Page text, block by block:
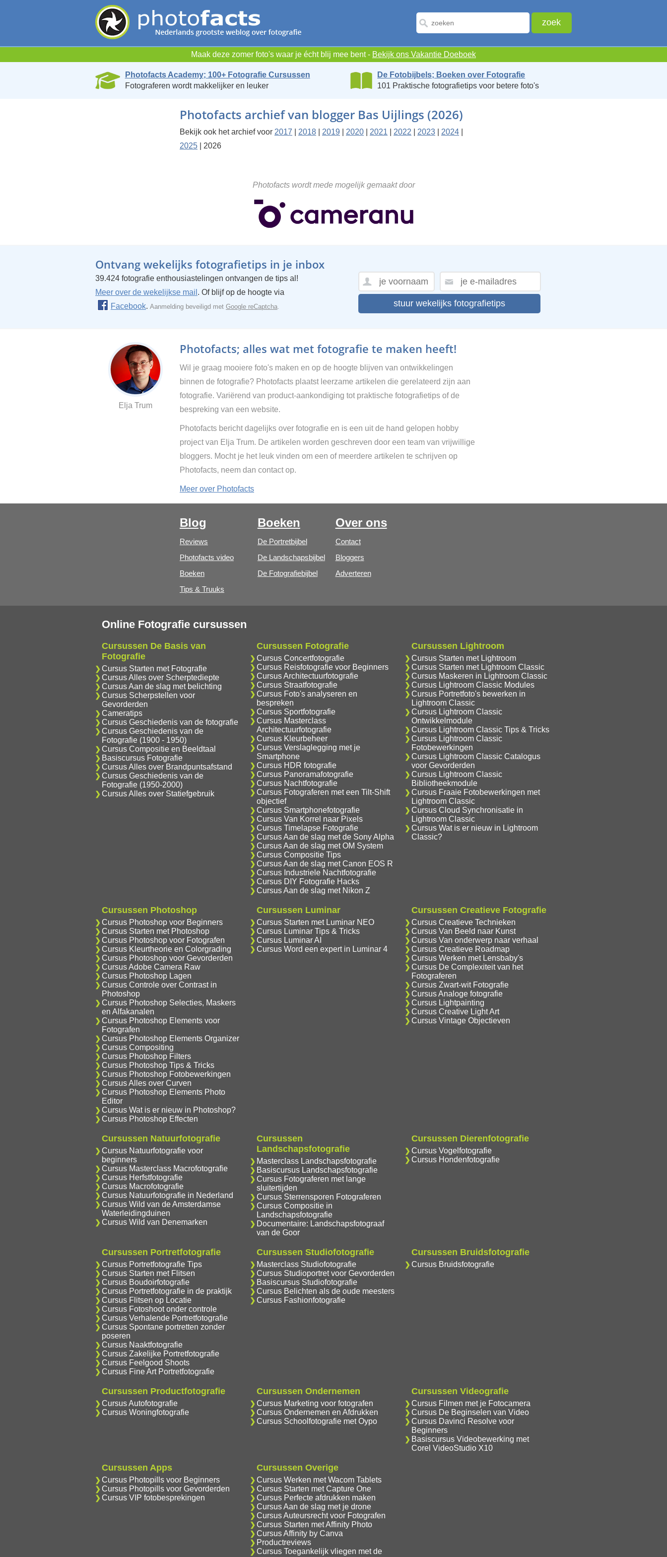
Maak deze zomer foto's waar je écht blij mee bent - Bekijk ons Vakantie Doeboek
Photofacts Academy; 100+ Fotografie Cursussen
Fotograferen wordt makkelijker en leuker
De Fotobijbels; Boeken over Fotografie
101 Praktische fotografietips voor betere foto's
Photofacts archief van blogger Bas Uijlings (2026)
Bekijk ook het archief voor 2017 2018 2019 2020 2021 2022 2023 2024
2025 | 2026
Photofacts wordt mede mogelijk gemaakt door
Ontvang wekelijks fotografietips in je inbox
39.424 fotografie enthousiastelingen ontvangen de tips al!
Meer over de wekelijkse mail . Of blijf op de hoogte via
Facebook. Aanmelding beveiligd met Google reCaptcha. stuur wekelijks fotografietips
Elja Trum
Photofacts; alles wat met fotografie te maken heeft!
Wil je graag mooiere foto's maken en op de hoogte blijven van ontwikkelingen
binnen de fotografie? Photofacts plaatst leerzame artikelen die gerelateerd zijn aan
fotografie. Variërend van product-aankondiging tot praktische fotografietips of de
bespreking van een website.
Photofacts bericht dagelijks over fotografie en is een uit de hand gelopen hobby
project van Elja Trum. De artikelen worden geschreven door een team van vrijwillige
bloggers. Mocht je het leuk vinden om een of meerdere artikelen te schrijven op
Photofacts, neem dan contact op.
Meer over Photofacts
Blog
Reviews
Photofacts video
Boeken
Tips & Truuks
Boeken
De Portretbijbel
De Landschapsbijbel
De Fotografiebijbel
Over ons
Contact
Bloggers
Adverteren
Online Fotografie cursussen
Cursussen De Basis van
Fotografie
Cursus Starten met Fotografie
Cursus Alles over Scherptediepte
Cursus Aan de slag met belichting
Cursus Scherpstellen voor
Gevorderden
Cameratips
Cursus Geschiedenis van de fotografie
Cursus Geschiedenis van de
Fotografie (1900 - 1950)
Cursus Compositie en Beeldtaal
Basiscursus Fotografie
Cursus Alles over Brandpuntsafstand
Cursus Geschiedenis van de
Fotografie (1950-2000)
Cursus Alles over Statiefgebruik
Cursussen Fotografie
Cursus Concertfotografie
Cursus Reisfotografie voor Beginners
Cursus Architectuurfotografie
Cursus Straatfotografie
Cursus Foto's analyseren en
bespreken
Cursus Sportfotografie
Cursus Masterclass
Architectuurfotografie
Cursus Kleurbeheer
Cursus Verslaglegging met je
Smartphone
Cursus HDR fotografie
Cursus Panoramafotografie
Cursus Nachtfotografie
Cursus Fotograferen met een Tilt-Shift
objectief
Cursus Smartphonefotografie
Cursus Van Korrel naar Pixels
Cursus Timelapse Fotografie
Cursus Aan de slag met de Sony Alpha
Cursus Aan de slag met OM System
Cursus Compositie Tips
Cursus Aan de slag met Canon EOS R
Cursus Industriele Nachtfotografie
Cursus DIY Fotografie Hacks
Cursus Aan de slag met Nikon Z
Cursussen Lightroom
Cursus Starten met Lightroom
Cursus Starten met Lightroom Classic
Cursus Maskeren in Lightroom Classic
Cursus Lightroom Classic Modules
Cursus Portretfoto's bewerken in
Lightroom Classic
Cursus Lightroom Classic
Ontwikkelmodule
Cursus Lightroom Classic Tips & Tricks
Cursus Lightroom Classic
Fotobewerkingen
Cursus Lightroom Classic Catalogus
voor Gevorderden
Cursus Lightroom Classic
Bibliotheekmodule
Cursus Fraaie Fotobewerkingen met
Lightroom Classic
Cursus Cloud Synchronisatie in
Lightroom Classic
Cursus Wat is er nieuw in Lightroom
Classic?
Cursussen Photoshop
Cursus Photoshop voor Beginners
Cursus Starten met Photoshop
Cursus Photoshop voor Fotografen
Cursus Kleurtheorie en Colorgrading
Cursus Photoshop voor Gevorderden
Cursus Adobe Camera Raw
Cursus Photoshop Lagen
Cursus Controle over Contrast in
Photoshop
Cursus Photoshop Selecties, Maskers
en Alfakanalen
Cursus Photoshop Elements voor
Fotografen
Cursus Photoshop Elements Organizer
Cursus Compositing
Cursus Photoshop Filters
Cursus Photoshop Tips & Tricks
Cursus Photoshop Fotobewerkingen
Cursus Alles over Curven
Cursus Photoshop Elements Photo
Editor
Cursus Wat is er nieuw in Photoshop?
Cursus Photoshop Effecten
Cursussen Luminar
Cursus Starten met Luminar NEO
Cursus Luminar Tips & Tricks
Cursus Luminar AI
Cursus Word een expert in Luminar 4
Cursussen Creatieve Fotografie
Cursus Creatieve Technieken
Cursus Van Beeld naar Kunst
Cursus Van onderwerp naar verhaal
Cursus Creatieve Roadmap
Cursus Werken met Lensbaby's
Cursus De Complexiteit van het
Fotograferen
Cursus Zwart-wit Fotografie
Cursus Analoge fotografie
Cursus Lightpainting
Cursus Creative Light Art
Cursus Vintage Objectieven
Cursussen Natuurfotografie
Cursus Natuurfotografie voor
beginners
Cursus Masterclass Macrofotografie
Cursus Herfstfotografie
Cursus Macrofotografie
Cursus Natuurfotografie in Nederland
Cursus Wild van de Amsterdamse
Waterleidingduinen
Cursus Wild van Denemarken
Cursussen
Landschapsfotografie
Masterclass Landschapsfotografie
Basiscursus Landschapsfotografie
Cursus Fotograferen met lange
sluitertijden
Cursus Sterrensporen Fotograferen
Cursus Compositie in
Landschapsfotografie
Documentaire: Landschapsfotograaf
van de Goor
Cursussen Dierenfotografie
Cursus Vogelfotografie
Cursus Hondenfotografie
Cursussen Portretfotografie
Cursus Portretfotografie Tips
Cursus Starten met Flitsen
Cursus Boudoirfotografie
Cursus Portretfotografie in de praktijk
Cursus Flitsen op Locatie
Cursus Fotoshoot onder controle
Cursus Verhalende Portretfotografie
Cursus Spontane portretten zonder
poseren
Cursus Naaktfotografie
Cursus Zakelijke Portretfotografie
Cursus Feelgood Shoots
Cursus Fine Art Portretfotografie
Cursussen Studiofotografie
Masterclass Studiofotografie
Cursus Studioportret voor Gevorderden
Basiscursus Studiofotografie
Cursus Belichten als de oude meesters
Cursus Fashionfotografie
Cursussen Bruidsfotografie
Cursus Bruidsfotografie
Cursussen Productfotografie
Cursus Autofotografie
Cursus Woningfotografie
Cursussen Ondernemen
Cursus Marketing voor fotografen
Cursus Ondernemen en Afdrukken
Cursus Schoolfotografie met Oypo
Cursussen Videografie
Cursus Filmen met je Fotocamera
Cursus De Beginselen van Video
Cursus Davinci Resolve voor
Beginners
Basiscursus Videobewerking met
Corel VideoStudio X10
Cursussen Apps
Cursus Photopills voor Beginners
Cursus Photopills voor Gevorderden
Cursus VIP fotobesprekingen
Cursussen Overige
Cursus Werken met Wacom Tablets
Cursus Starten met Capture One
Cursus Perfecte afdrukken maken
Cursus Aan de slag met je drone
Cursus Auteursrecht voor Fotografen
Cursus Starten met Affinity Photo
Cursus Affinity by Canva
Productreviews
Cursus Toegankelijk vliegen met de